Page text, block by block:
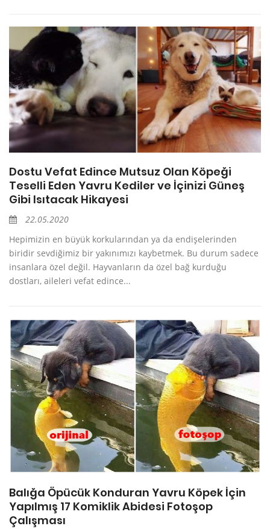
Dostu Vefat Edince Mutsuz Olan Köpeği
Teselli Eden Yavru Kediler ve İçinizi Güneş
Gibi Isıtacak Hikayesi
22.05.2020
Hepimizin en büyük korkularından ya da endişelerinden
biridir sevdiğimiz bir yakınımızı kaybetmek. Bu durum sadece
insanlara özel değil. Hayvanların da özel bağ kurduğu
dostları, aileleri vefat edince...
Balığa Öpücük Konduran Yavru Köpek İçin
Yapılmış 17 Komiklik Abidesi Fotoşop
Çalışması